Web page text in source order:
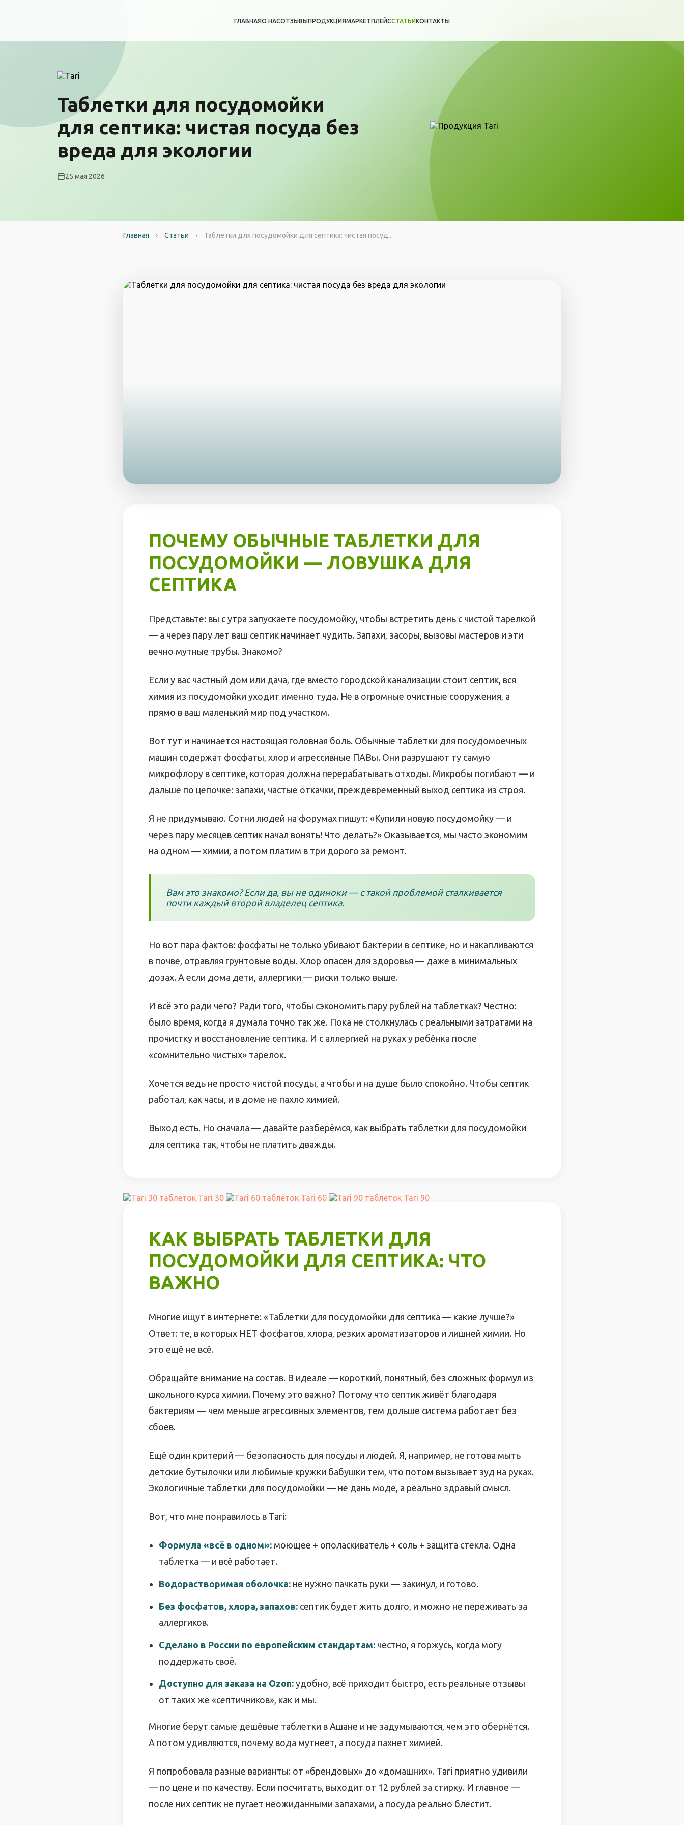
ГЛАВНАЯО НАСОТЗЫВЫПРОДУКЦИЯМАРКЕТПЛЕЙССТАТЬИКОНТАКТЫ
Таблетки для посудомойки
для септика: чистая посуда без
вреда для экологии
25 мая 2026
Главная › Статьи › Таблетки для посудомойки для септика: чистая посуд...
ПОЧЕМУ ОБЫЧНЫЕ ТАБЛЕТКИ ДЛЯ
ПОСУДОМОЙКИ — ЛОВУШКА ДЛЯ
СЕПТИКА
Представьте: вы с утра запускаете посудомойку, чтобы встретить день с чистой тарелкой
— а через пару лет ваш септик начинает чудить. Запахи, засоры, вызовы мастеров и эти
вечно мутные трубы. Знакомо?
Если у вас частный дом или дача, где вместо городской канализации стоит септик, вся
химия из посудомойки уходит именно туда. Не в огромные очистные сооружения, а
прямо в ваш маленький мир под участком.
Вот тут и начинается настоящая головная боль. Обычные таблетки для посудомоечных
машин содержат фосфаты, хлор и агрессивные ПАВы. Они разрушают ту самую
микрофлору в септике, которая должна перерабатывать отходы. Микробы погибают — и
дальше по цепочке: запахи, частые откачки, преждевременный выход септика из строя.
Я не придумываю. Сотни людей на форумах пишут: «Купили новую посудомойку — и
через пару месяцев септик начал вонять! Что делать?» Оказывается, мы часто экономим
на одном — химии, а потом платим в три дорого за ремонт.
Вам это знакомо? Если да, вы не одиноки — с такой проблемой сталкивается
почти каждый второй владелец септика.
Но вот пара фактов: фосфаты не только убивают бактерии в септике, но и накапливаются
в почве, отравляя грунтовые воды. Хлор опасен для здоровья — даже в минимальных
дозах. А если дома дети, аллергики — риски только выше.
И всё это ради чего? Ради того, чтобы сэкономить пару рублей на таблетках? Честно:
было время, когда я думала точно так же. Пока не столкнулась с реальными затратами на
прочистку и восстановление септика. И с аллергией на руках у ребёнка после
«сомнительно чистых» тарелок.
Хочется ведь не просто чистой посуды, а чтобы и на душе было спокойно. Чтобы септик
работал, как часы, и в доме не пахло химией.
Выход есть. Но сначала — давайте разберёмся, как выбрать таблетки для посудомойки
для септика так, чтобы не платить дважды.
Tari 30 Tari 60 Tari 90
КАК ВЫБРАТЬ ТАБЛЕТКИ ДЛЯ
ПОСУДОМОЙКИ ДЛЯ СЕПТИКА: ЧТО
ВАЖНО
Многие ищут в интернете: «Таблетки для посудомойки для септика — какие лучше?»
Ответ: те, в которых НЕТ фосфатов, хлора, резких ароматизаторов и лишней химии. Но
это ещё не всё.
Обращайте внимание на состав. В идеале — короткий, понятный, без сложных формул из
школьного курса химии. Почему это важно? Потому что септик живёт благодаря
бактериям — чем меньше агрессивных элементов, тем дольше система работает без
сбоев.
Ещё один критерий — безопасность для посуды и людей. Я, например, не готова мыть
детские бутылочки или любимые кружки бабушки тем, что потом вызывает зуд на руках.
Экологичные таблетки для посудомойки — не дань моде, а реально здравый смысл.
Вот, что мне понравилось в Tari:
Формула «всё в одном»: моющее + ополаскиватель + соль + защита стекла. Одна
таблетка — и всё работает.
Водорастворимая оболочка: не нужно пачкать руки — закинул, и готово.
Без фосфатов, хлора, запахов: септик будет жить долго, и можно не переживать за
аллергиков.
Сделано в России по европейским стандартам: честно, я горжусь, когда могу
поддержать своё.
Доступно для заказа на Ozon: удобно, всё приходит быстро, есть реальные отзывы
от таких же «септичников», как и мы.
Многие берут самые дешёвые таблетки в Ашане и не задумываются, чем это обернётся.
А потом удивляются, почему вода мутнеет, а посуда пахнет химией.
Я попробовала разные варианты: от «брендовых» до «домашних». Tari приятно удивили
— по цене и по качеству. Если посчитать, выходит от 12 рублей за стирку. И главное —
после них септик не пугает неожиданными запахами, а посуда реально блестит.